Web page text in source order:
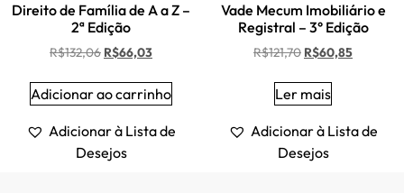
Direito de Família de A a Z –
2ª Edição
R$132,06 R$66,03
Adicionar ao carrinho
Adicionar à Lista de
Desejos
Vade Mecum Imobiliário e
Registral – 3° Edição
R$121,70 R$60,85
Ler mais
Adicionar à Lista de
Desejos